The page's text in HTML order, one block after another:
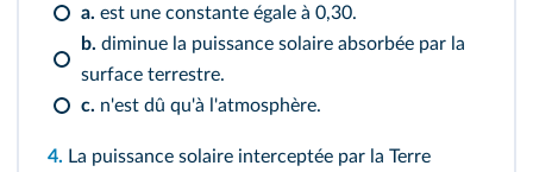
a. est une constante égale à 0,30.
b. diminue la puissance solaire absorbée par la
surface terrestre.
c. n'est dû qu'à l'atmosphère.
4. La puissance solaire interceptée par la Terre